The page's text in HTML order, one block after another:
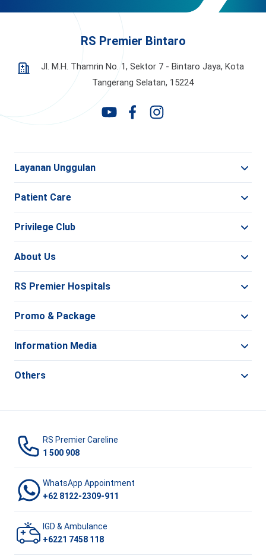
RS Premier Bintaro
Jl. M.H. Thamrin No. 1, Sektor 7 - Bintaro Jaya, Kota
Tangerang Selatan, 15224
Layanan Unggulan
Patient Care
Privilege Club
About Us
RS Premier Hospitals
Promo & Package
Information Media
Others
RS Premier Careline
1 500 908
WhatsApp Appointment
+62 8122-2309-911
IGD & Ambulance
+6221 7458 118